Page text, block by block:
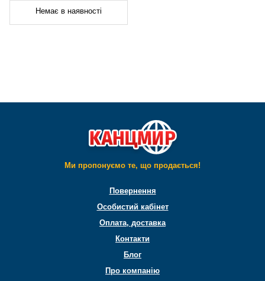
Немає в наявності
Ми пропонуємо те, що продається!
Повернення
Особистий кабінет
Оплата, доставка
Контакти
Блог
Про компанію